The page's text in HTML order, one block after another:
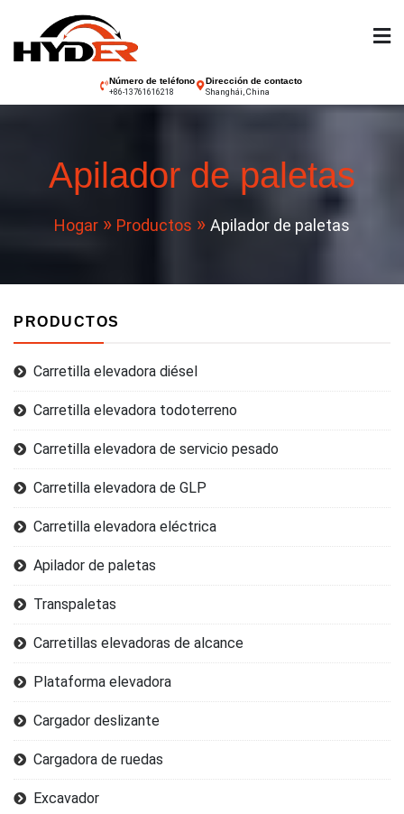
contenido
Carretilla elevadora
Número de teléfono
+86-13761616218
Dirección de contacto
Shanghái, China
Apilador de paletas
Hogar Productos Apilador de paletas
PRODUCTOS
Carretilla elevadora diésel
Carretilla elevadora todoterreno
Carretilla elevadora de servicio pesado
Carretilla elevadora de GLP
Carretilla elevadora eléctrica
Apilador de paletas
Transpaletas
Carretillas elevadoras de alcance
Plataforma elevadora
Cargador deslizante
Cargadora de ruedas
Excavador